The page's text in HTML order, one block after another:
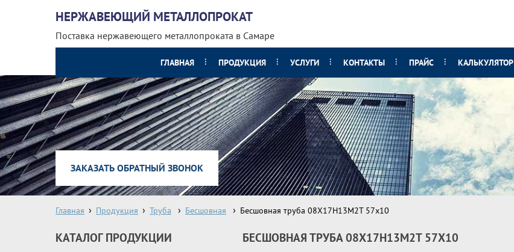
НЕРЖАВЕЮЩИЙ МЕТАЛЛОПРОКАТ
Поставка нержавеющего металлопроката в Самаре
ГЛАВНАЯ ПРОДУКЦИЯ УСЛУГИ КОНТАКТЫ ПРАЙС КАЛЬКУЛЯТОР
ЗАКАЗАТЬ ОБРАТНЫЙ ЗВОНОК
Главная Продукция Труба Бесшовная Бесшовная труба 08Х17Н13М2Т 57х10
КАТАЛОГ ПРОДУКЦИИ БЕСШОВНАЯ ТРУБА 08Х17Н13М2Т 57Х10